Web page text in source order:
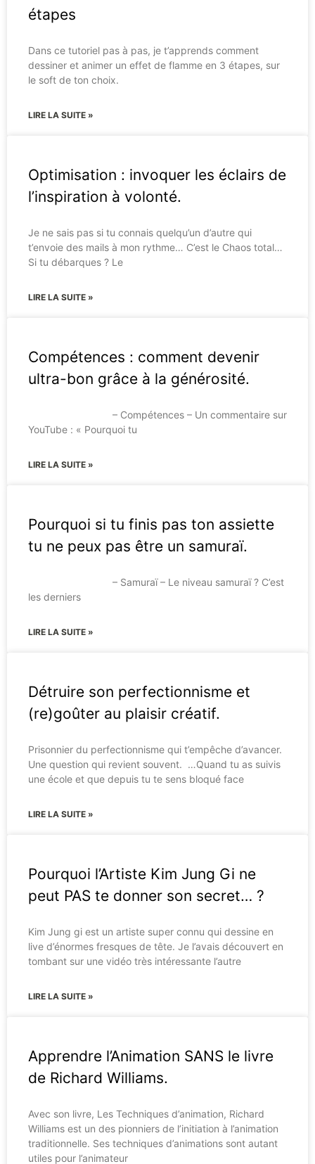
étapes
Dans ce tutoriel pas à pas, je t’apprends comment
dessiner et animer un effet de flamme en 3 étapes, sur
le soft de ton choix.
LIRE LA SUITE »
Optimisation : invoquer les éclairs de
l’inspiration à volonté.
Je ne sais pas si tu connais quelqu’un d’autre qui
t’envoie des mails à mon rythme… C’est le Chaos total…
Si tu débarques ? Le
LIRE LA SUITE »
Compétences : comment devenir
ultra-bon grâce à la générosité.
– Compétences – Un commentaire sur
YouTube : « Pourquoi tu
LIRE LA SUITE »
Pourquoi si tu finis pas ton assiette
tu ne peux pas être un samuraï.
– Samuraï – Le niveau samuraï ? C’est
les derniers
LIRE LA SUITE »
Détruire son perfectionnisme et
(re)goûter au plaisir créatif.
Prisonnier du perfectionnisme qui t’empêche d’avancer.
Une question qui revient souvent. …Quand tu as suivis
une école et que depuis tu te sens bloqué face
LIRE LA SUITE »
Pourquoi l’Artiste Kim Jung Gi ne
peut PAS te donner son secret… ?
Kim Jung gi est un artiste super connu qui dessine en
live d’énormes fresques de tête. Je l’avais découvert en
tombant sur une vidéo très intéressante l’autre
LIRE LA SUITE »
Apprendre l’Animation SANS le livre
de Richard Williams.
Avec son livre, Les Techniques d’animation, Richard
Williams est un des pionniers de l’initiation à l’animation
traditionnelle. Ses techniques d’animations sont autant
utiles pour l’animateur